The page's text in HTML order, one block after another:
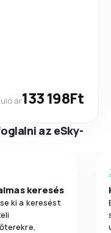
ár133 198Ft
az eSky-
keresés
ki a keresést